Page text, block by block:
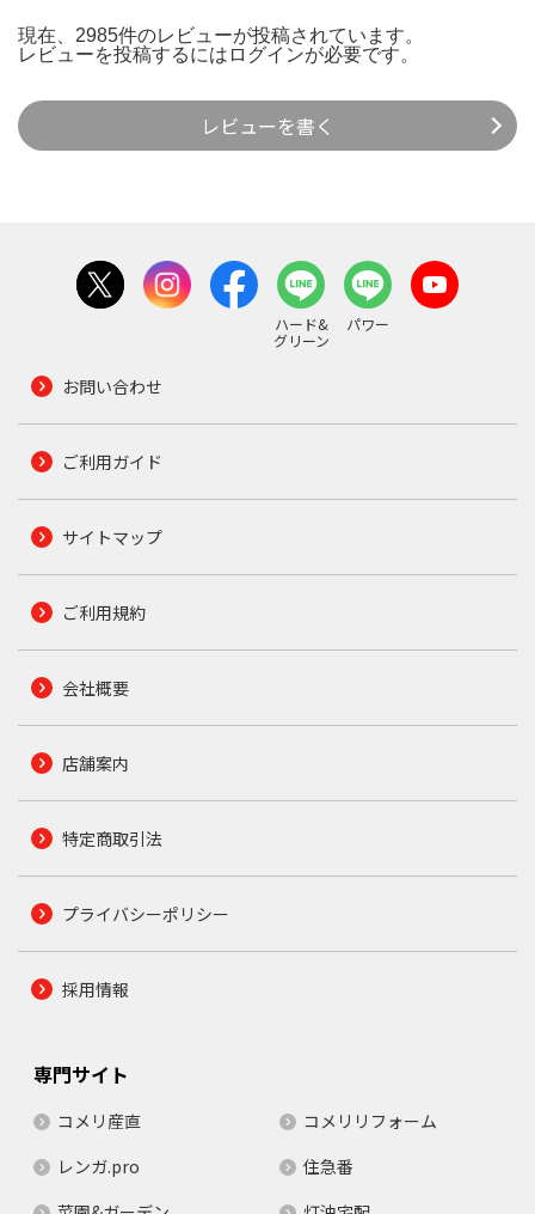
現在、2985件のレビューが投稿されています。
レビューを投稿するには ログインが必要です。
レビューを書く
ハード&
グリーン
パワー
お問い合わせ
ご利用ガイド
サイトマップ
ご利用規約
会社概要
店舗案内
特定商取引法
プライバシーポリシー
採用情報
専門サイト
コメリ産直
コメリリフォーム
レンガ.pro
住急番